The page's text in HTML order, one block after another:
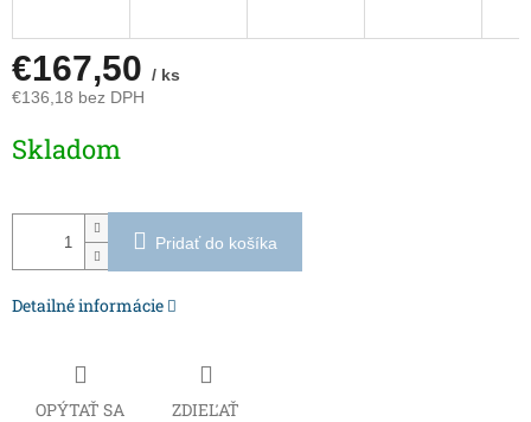
€167,50 / ks
€136,18 bez DPH
cena:
Skladom
Pridať do košíka
Detailné informácie
OPÝTAŤ SA ZDIEĽAŤ